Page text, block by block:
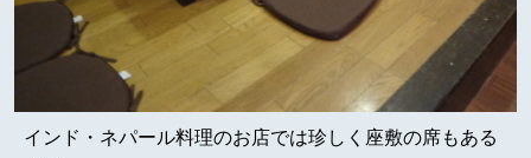
インド・ネパール料理のお店では珍しく座敷の席もある